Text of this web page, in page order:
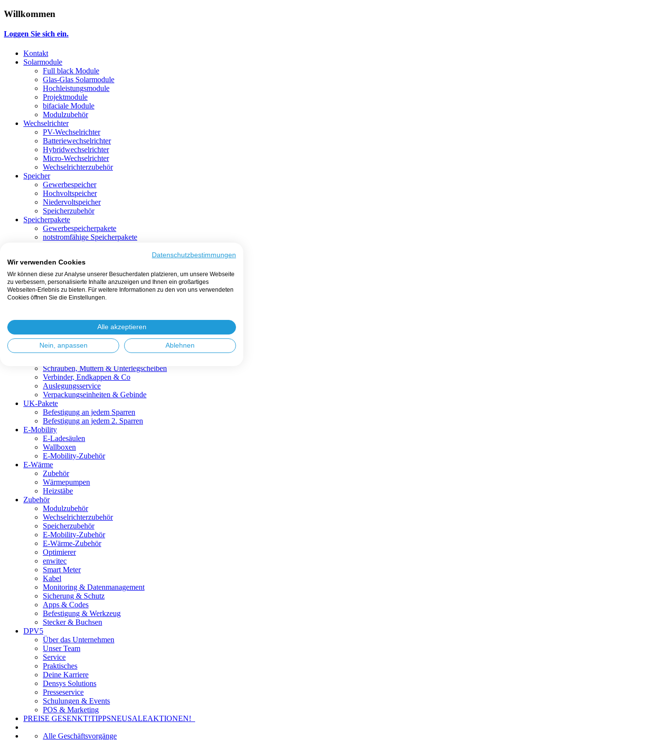
Willkommen
Loggen Sie sich ein.
Kontakt
Solarmodule
Full black Module
Glas-Glas Solarmodule
Hochleistungsmodule
Projektmodule
bifaciale Module
Modulzubehör
Wechselrichter
PV-Wechselrichter
Batteriewechselrichter
Hybridwechselrichter
Micro-Wechselrichter
Wechselrichterzubehör
Speicher
Gewerbespeicher
Hochvoltspeicher
Niedervoltspeicher
Speicherzubehör
Speicherpakete
Gewerbespeicherpakete
notstromfähige Speicherpakete
mit Hochvoltspeicher
HEMS-fähige Speicherpakete
mit Niedervoltspeicher
Unterkonstruktion
Aufständerung
Fassadenlösungen
Kabelmanagement
Metalldachplatten
Modulklemmen
Schrauben, Muttern & Unterlegscheiben
Verbinder, Endkappen & Co
Auslegungsservice
Verpackungseinheiten & Gebinde
UK-Pakete
Befestigung an jedem Sparren
Befestigung an jedem 2. Sparren
E-Mobility
E-Ladesäulen
Wallboxen
E-Mobility-Zubehör
E-Wärme
Zubehör
Wärmepumpen
Heizstäbe
Zubehör
Modulzubehör
Wechselrichterzubehör
Speicherzubehör
E-Mobility-Zubehör
E-Wärme-Zubehör
Optimierer
enwitec
Smart Meter
Kabel
Monitoring & Datenmanagement
Sicherung & Schutz
Apps & Codes
Befestigung & Werkzeug
Stecker & Buchsen
DPV5
Über das Unternehmen
Unser Team
Service
Praktisches
Deine Karriere
Densys Solutions
Presseservice
Schulungen & Events
POS & Marketing
PREISE GESENKT!TIPPSNEUSALEAKTIONEN!
Alle Geschäftsvorgänge
Datenschutzbestimmungen
Wir verwenden Cookies
Wir können diese zur Analyse unserer Besucherdaten platzieren, um unsere Webseite
zu verbessern, personalisierte Inhalte anzuzeigen und Ihnen ein großartiges
Webseiten-Erlebnis zu bieten. Für weitere Informationen zu den von uns verwendeten
Cookies öffnen Sie die Einstellungen.
Alle akzeptieren
Nein, anpassen Ablehnen